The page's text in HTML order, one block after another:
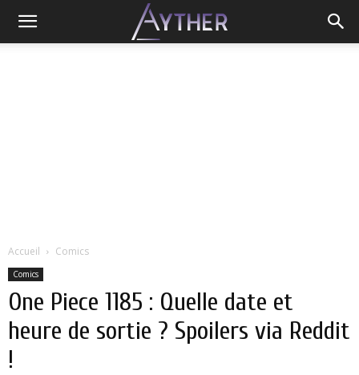
Accueil Comics
Comics
One Piece 1185 : Quelle date et
heure de sortie ? Spoilers via Reddit
!